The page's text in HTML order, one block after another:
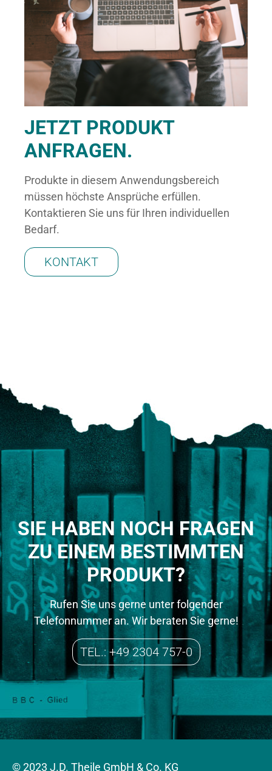
JETZT PRODUKT
ANFRAGEN.
Produkte in diesem Anwendungsbereich
müssen höchste Ansprüche erfüllen.
Kontaktieren Sie uns für Ihren individuellen
Bedarf.
KONTAKT
SIE HABEN NOCH FRAGEN
ZU EINEM BESTIMMTEN
PRODUKT?
Rufen Sie uns gerne unter folgender
Telefonnummer an. Wir beraten Sie gerne!
TEL.: +49 2304 757-0
© 2023 J.D. Theile GmbH & Co. KG